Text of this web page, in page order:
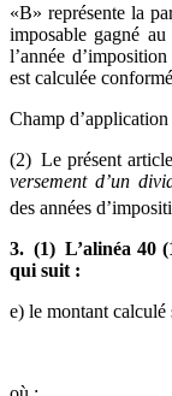
«B» représente la
imposable gagné
l’année
est calculée
Champ
(2) Le présent
versement d’un
des années
3. (1) L’alinéa 40
qui suit :
e) le montant